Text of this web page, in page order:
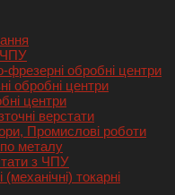
ЧПУ
фрезерні обробні центри
обробні центри
центри
верстати
Промислові роботи
металу
з ЧПУ
(механічні) токарні